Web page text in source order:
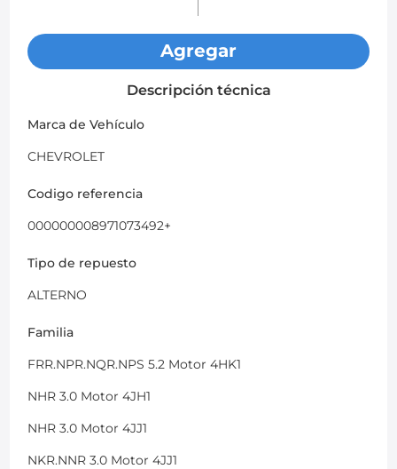
Agregar
Descripción técnica
Marca de Vehículo
CHEVROLET
Codigo referencia
000000008971073492+
Tipo de repuesto
ALTERNO
Familia
FRR.NPR.NQR.NPS 5.2 Motor 4HK1
NHR 3.0 Motor 4JH1
NHR 3.0 Motor 4JJ1
NKR.NNR 3.0 Motor 4JJ1